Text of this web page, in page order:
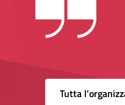
Tutta